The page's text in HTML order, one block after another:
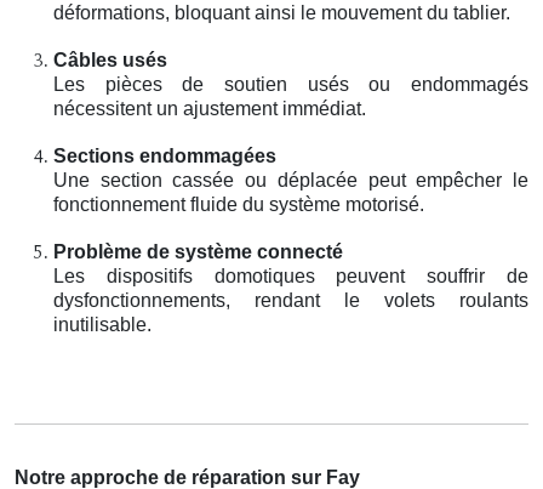
déformations, bloquant ainsi le mouvement du tablier.
Câbles usés
Les pièces de soutien usés ou endommagés
nécessitent un ajustement immédiat.
Sections endommagées
Une section cassée ou déplacée peut empêcher le
fonctionnement fluide du système motorisé.
Problème de système connecté
Les dispositifs domotiques peuvent souffrir de
dysfonctionnements, rendant le volets roulants
inutilisable.
Notre approche de réparation sur Fay